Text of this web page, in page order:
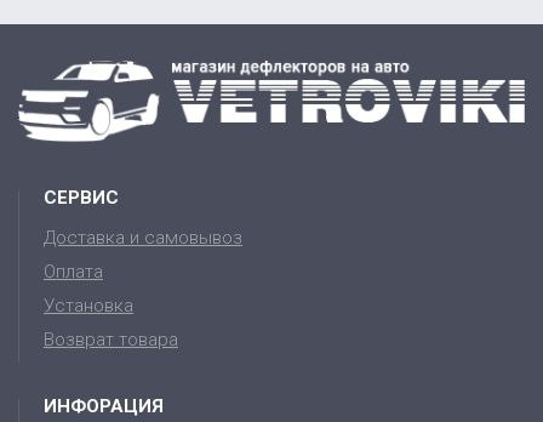
СЕРВИС
Доставка и самовывоз
Оплата
Установка
Возврат товара
ИНФОРАЦИЯ